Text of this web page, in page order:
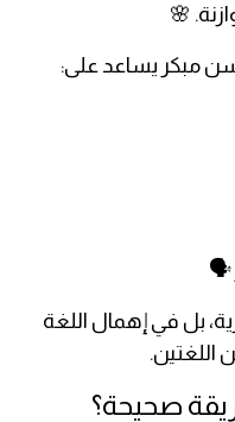
🌸
مبكر يساعد على:
🗣️
بل في إهمال اللغة
اللغتين.
صحيحة؟